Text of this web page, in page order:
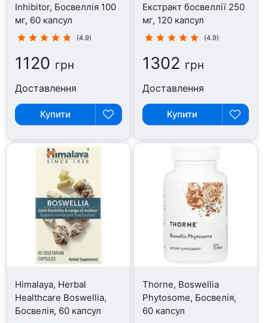
Inhibitor, Босвеллія 100
мг, 60 капсул
(4.9)
1120 грн
Доставлення
Купити
Екстракт босвеллії 250
мг, 120 капсул
(4.9)
1302 грн
Доставлення
Купити
Himalaya, Herbal
Healthcare Boswellia,
Босвелія, 60 капсул
Thorne, Boswellia
Phytosome, Босвелія,
60 капсул